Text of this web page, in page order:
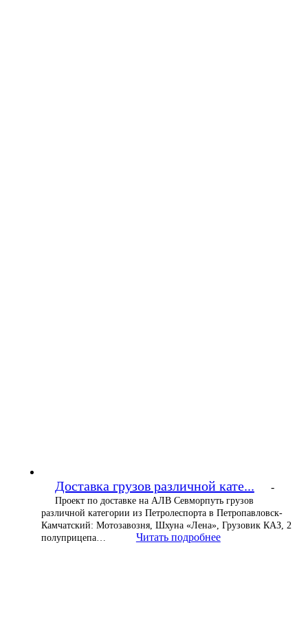
Доставка грузов различной кате... -
Проект по доставке на АЛВ Севморпуть грузов
различной категории из Петролеспорта в Петропавловск-
Камчатский: Мотозавозня, Шхуна «Лена», Грузовик КАЗ, 2
полуприцепа…
Читать подробнее